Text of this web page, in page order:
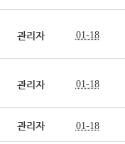
관리자 01-18
관리자 01-18
관리자 01-18